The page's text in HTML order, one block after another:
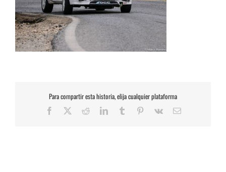
Para compartir esta historia, elija cualquier plataforma
Facebook RedditLinkedInTumblr Pinterest
Vk
Correo